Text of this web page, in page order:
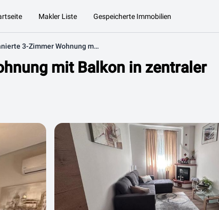
Makler Liste Gespeicherte Immobilien
Stilvoll sanierte 3-Zimmer Wohnung mit Balkon in zentraler Lage zu verkaufen
mit Balkon in zentraler